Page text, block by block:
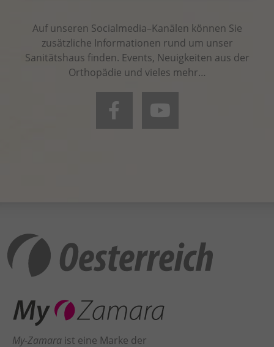
Auf unseren Socialmedia–Kanälen können Sie
zusätzliche Informationen rund um unser
Sanitätshaus finden. Events, Neuigkeiten aus der
Orthopädie und vieles mehr…
My-Zamara ist eine Marke der